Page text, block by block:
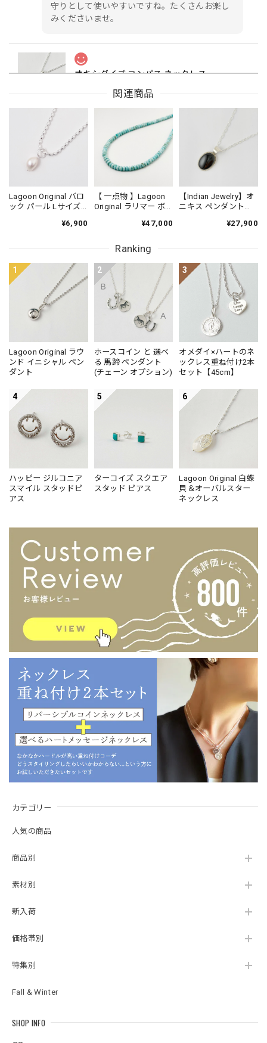
カテゴリー
人気の商品
商品別
素材別
新入荷
価格帯別
特集別
Fall & Winter
SHOP INFO
守りとして使いやすいですね。たくさんお楽し
みくださいませ。
オキシダイズ コンパス ネックレス
小さいながらも、細やかなデザイン。 型抜きされているの
で、シャツの上でも際立ちました😊
いつもありがとうございます。早速ご利用くだ
るデザインは、お洋服と重ねるのも、肌の上に
直接身につけるのも、どちらもステキですよ
ね。色味のあるお洋服の時はその色が見えてス
テキですし。 お洋服もシンプルになる季節です
関連商品
Lagoon Original バロ
ック パール Lサイズ
¥6,900
【 一点物 】Lagoon
Original ラリマー ボ
ラデーション ネック
¥47,000
【Indian Jewelry】オ
ニキス ペンダント
¥27,900
Ranking
1
Lagoon Original ラウ
ンド イニシャル ペン
ダント
2
ホースコイン と 選べ
る 馬蹄 ペンダント
(チェーン オプション)
3
オメダイ×ハートのネ
ックレス重ね付け2本
セット【45cm】
4
ハッピー ジルコニア
スマイル スタッドピ
アス
5
ターコイズ スクエア
スタッド ピアス
6
Lagoon Original 白蝶
貝＆オーバルスター
ネックレス